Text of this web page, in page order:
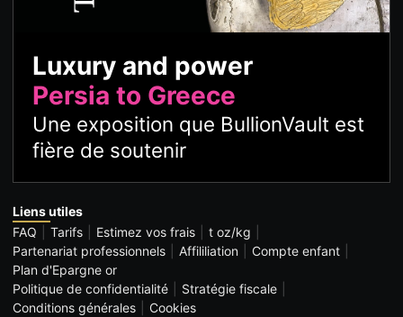
Luxury and power
Persia to Greece
Une exposition que BullionVault est
fière de soutenir
Liens utiles
FAQ
Tarifs Estimez vos frais
t oz/kg
Partenariat professionnels
Affililiation
Compte enfant
Plan d'Epargne or
Politique de confidentialité
Stratégie fiscale
Conditions générales
Cookies